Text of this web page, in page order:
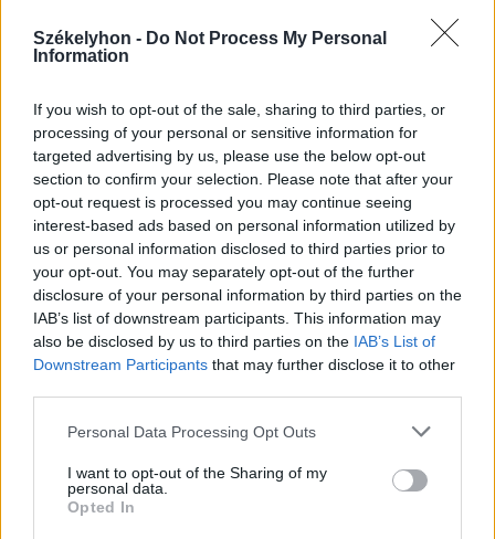
Székelyhon - Do Not Process My Personal
Information
If you wish to opt-out of the sale, sharing to third parties, or
processing of your personal or sensitive information for
targeted advertising by us, please use the below opt-out
section to confirm your selection. Please note that after your
opt-out request is processed you may continue seeing
interest-based ads based on personal information utilized by
us or personal information disclosed to third parties prior to
your opt-out. You may separately opt-out of the further
disclosure of your personal information by third parties on the
IAB’s list of downstream participants. This information may
also be disclosed by us to third parties on the IAB’s List of
Downstream Participants that may further disclose it to other
Personal Data Processing Opt Outs
I want to opt-out of the Sharing of my
personal data.
Opted In
2026. augusztus 07., péntek
Románul is helyt kell állni a hétfőn
kezdődő írásbeliken – így
készülhetnek a pótérettségizők